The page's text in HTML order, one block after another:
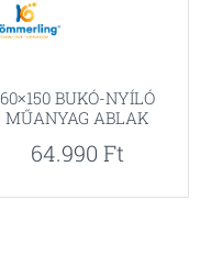
60×150 BUKÓ-NYÍLÓ
MŰANYAG ABLAK
64.990 Ft